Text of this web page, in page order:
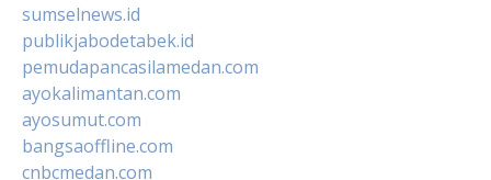
sumselnews.id
publikjabodetabek.id
pemudapancasilamedan.com
ayokalimantan.com
ayosumut.com
bangsaoffline.com
cnbcmedan.com